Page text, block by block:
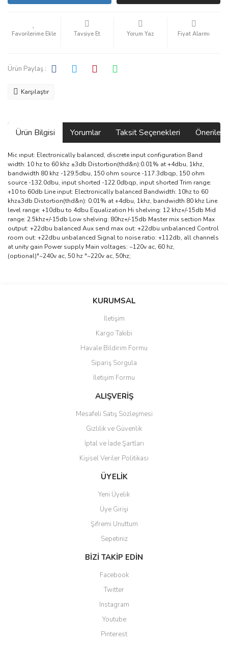
Tavsiye Et Yorum Yaz Fiyat Alarmı
Ürün Paylaş :
Karşılaştır
Ürün Bilgisi Yorumlar Taksit Seçenekleri
Mic ınput: Electronically balanced, discrete input configuration Band
width: 10 hz to 60 khz ±3db Distortion(thd&n):0.01% at +4dbu, 1khz,
bandwidth 80 khz -129.5dbu, 150 ohm source -117.3dbqp, 150 ohm
source -132.0dbu, input shorted -122.0dbqp, input shorted Trim range:
+10 to 60db Line input: Electronically balanced Bandwidth: 10hz to 60
khz±3db Distortion(thd&n): 0.01% at +4dbu, 1khz, bandwidth 80 khz Line
level range: +10dbu to 4dbu Equalization Hi shelving: 12 khz+/-15db Mid
range: 2.5khz+/-15db Low shelving: 80hz+/-15db Master mix section Max
output: +22dbu balanced Aux send max out: +22dbu unbalanced Control
room out: +22dbu unbalanced Signal to noise ratio: +112db, all channels
at unity gain Power supply Main voltages: ~120v ac, 60 hz,
(optional)"~240v ac, 50 hz "~220v ac, 50hz;
Bu ürüne ilk yorumu siz yapın!
Ürün resmi kalitesiz, bozuk veya görüntülenemiyor.
Ürün açıklamasında eksik bilgiler bulunuyor.
Ürün bilgilerinde hatalar bulunuyor.
Ürün fiyatı diğer sitelerden daha pahalı.
Bu ürüne benzer farklı alternatifler olmalı.
Gönder
KURUMSAL
İletişim
Kargo Takibi
Havale Bildirim Formu
Sipariş Sorgula
İletişim Formu
ALIŞVERİŞ
Mesafeli Satış Sözleşmesi
Gizlilik ve Güvenlik
İptal ve İade Şartları
Kişisel Veriler Politikası
ÜYELİK
Yeni Üyelik
Üye Girişi
Şifremi Unuttum
Sepetiniz
BİZİ TAKİP EDİN
Facebook
Twitter
Instagram
Youtube
Pinterest